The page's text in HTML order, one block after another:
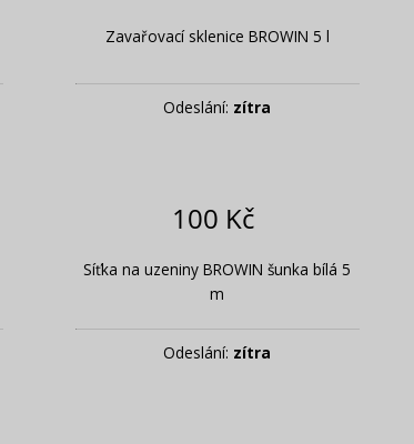
Zavařovací sklenice BROWIN 5 l
Odeslání: zítra
100 Kč
Síťka na uzeniny BROWIN šunka bílá 5
m
Odeslání: zítra